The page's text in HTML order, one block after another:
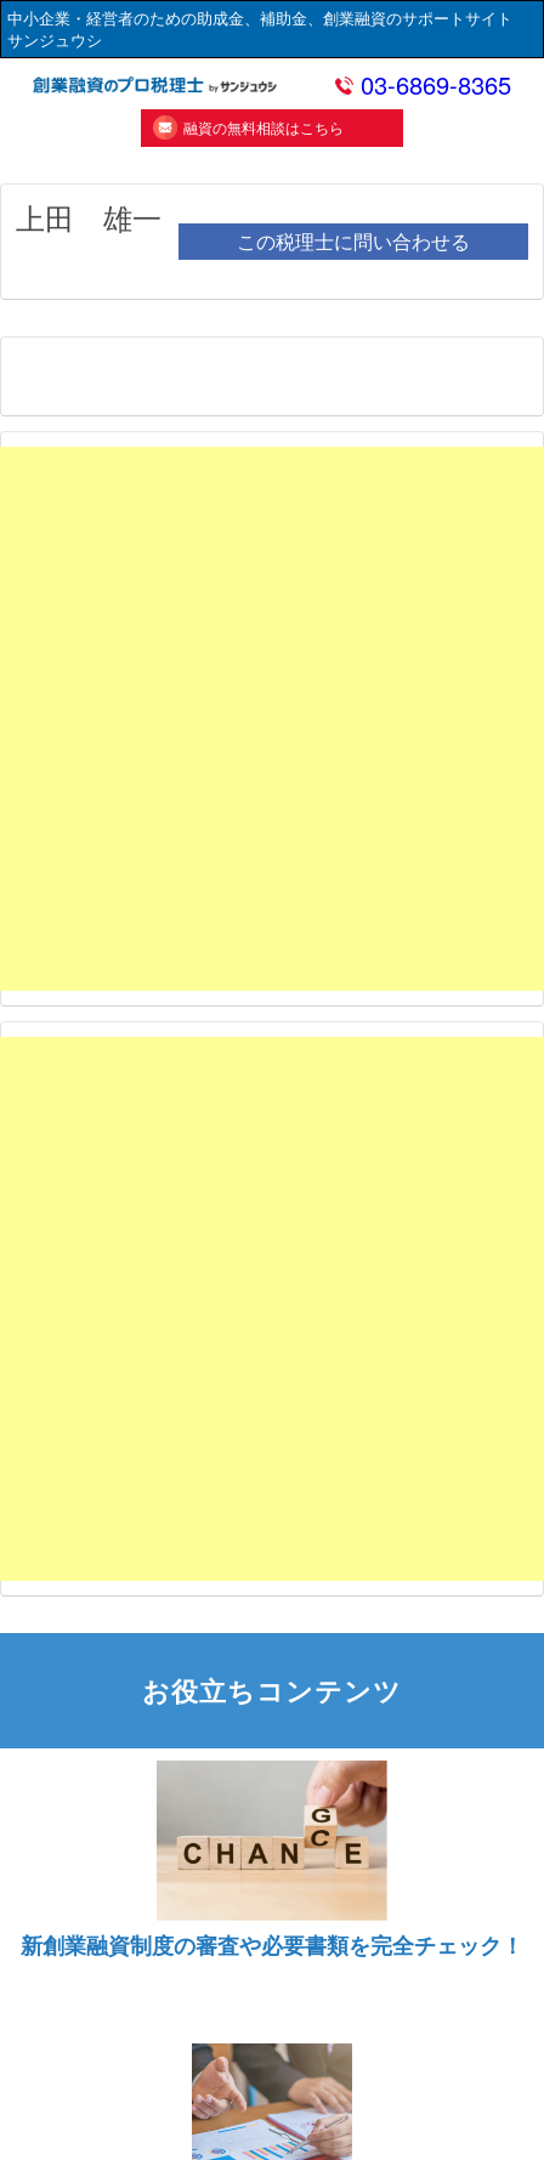
中小企業・経営者のための助成金、補助金、創業融資のサポートサイト
サンジュウシ
03-6869-8365
融資の無料相談はこちら
上田 雄一
この税理士に問い合わせる
お役立ちコンテンツ
新創業融資制度の審査や必要書類を完全チェック！